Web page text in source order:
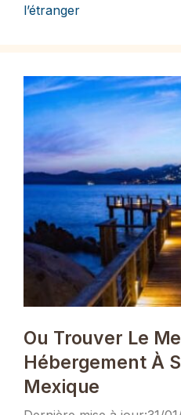
l’étranger
Ou Trouver Le
Hébergement À
Mexique